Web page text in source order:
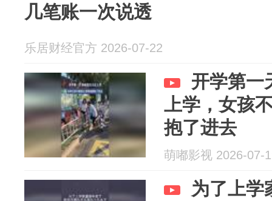
几笔账一次说透
乐居财经官方 2026-07-22
开学第一
上学，女孩
抱了进去
萌嘟影视 2026-07-
为了上学